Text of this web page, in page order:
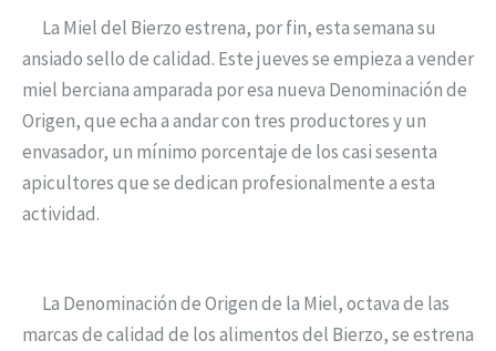
La Miel del Bierzo estrena, por fin, esta semana su
ansiado sello de calidad. Este jueves se empieza a vender
miel berciana amparada por esa nueva Denominación de
Origen, que echa a andar con tres productores y un
envasador, un mínimo porcentaje de los casi sesenta
apicultores que se dedican profesionalmente a esta
actividad.
La Denominación de Origen de la Miel, octava de las
marcas de calidad de los alimentos del Bierzo, se estrena